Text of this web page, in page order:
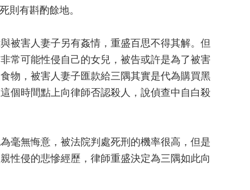
則有斟酌餘地。
被害人妻子另有姦情，重盛百思不得其解。但
常可能性侵自己的女兒，被告或許是為了被害
物，被害人妻子匯款給三隅其實是代為購買黑
個時間點上向律師否認殺人，說偵查中自白殺
毫無悔意，被法院判處死刑的機率很高，但是
性侵的悲慘經歷，律師重盛決定為三隅如此向